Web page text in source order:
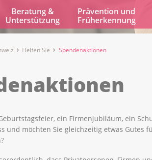
Beratung &
Unterstützung
Prävention und
Früherkennung
Helfen Sie Spendenaktionen
ein Firmenjubiläum, ein
und möchten Sie gleichzeitig etwas Gutes